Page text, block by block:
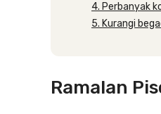
4. Perbanyak
5. Kurangi
Ramalan